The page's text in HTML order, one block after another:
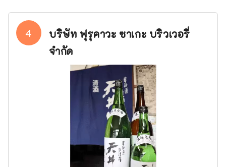
4
บริษัท ฟุรุคาวะ ซาเกะ บริวเวอรี่
จำกัด